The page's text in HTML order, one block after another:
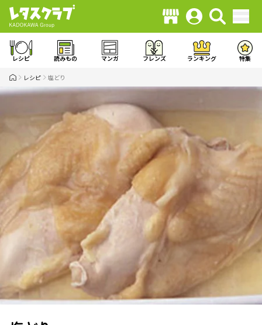
レシピ 読みもの マンガ フレンズ ランキング 特集
レシピ 塩どり